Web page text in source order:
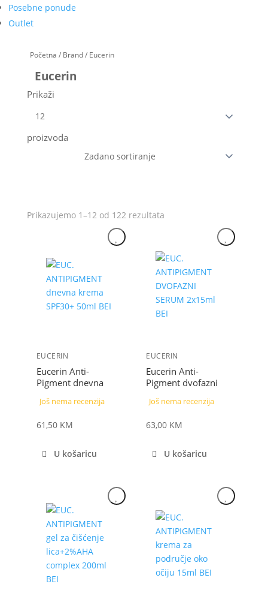
Posebne ponude
Outlet
Početna / Brand/ Eucerin
Eucerin
Prikaži
proizvoda
Prikazujemo 1–12 od 122 rezultata
EUCERIN
Eucerin Anti-
Pigment dnevna
ml
Još nema recenzija
61,50 KM
U košaricu
EUCERIN
Eucerin Anti-
Pigment dvofazni
Još nema recenzija
63,00 KM
U košaricu